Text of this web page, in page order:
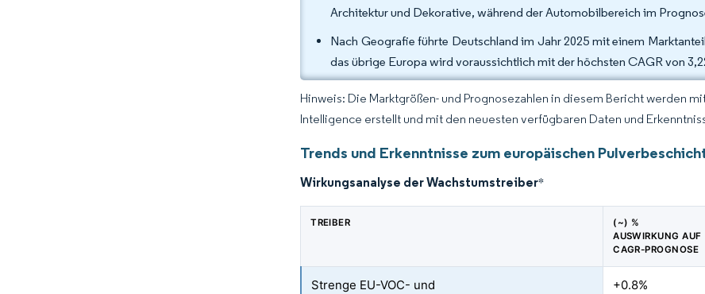
Architektur und Dekorative, während der Automobilbereich im
Nach Geografie führte Deutschland im Jahr 2025 mit einem
das übrige Europa wird voraussichtlich mit der höchsten CAGR von
Hinweis: Die Marktgrößen- und Prognosezahlen in diesem Bericht werden
Intelligence erstellt und mit den neuesten verfügbaren Daten und
Trends und Erkenntnisse zum europäischen
Wirkungsanalyse der Wachstumstreiber*
TREIBER
(~) %
AUSWIRKUNG AUF
CAGR-PROGNOSE
Strenge EU-VOC- und
+0.8%